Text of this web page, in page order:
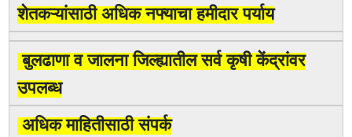
शेतकऱ्यांसाठी अधिक नफ्याचा हमीदार पर्याय
बुलढाणा व जालना जिल्ह्यातील सर्व कृषी केंद्रांवर
उपलब्ध
अधिक माहितीसाठी संपर्क